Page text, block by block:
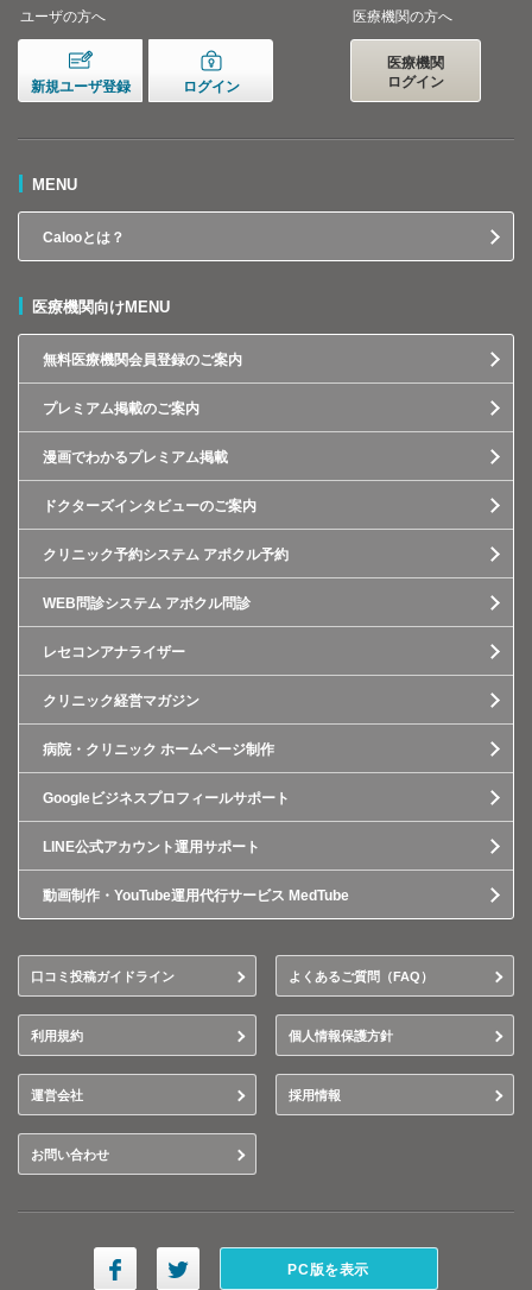
ユーザの方へ
新規ユーザ登録 ログイン
医療機関の方へ
医療機関
ログイン
MENU
Calooとは？
医療機関向けMENU
無料医療機関会員登録のご案内
プレミアム掲載のご案内
漫画でわかるプレミアム掲載
ドクターズインタビューのご案内
クリニック予約システム アポクル予約
WEB問診システム アポクル問診
レセコンアナライザー
クリニック経営マガジン
病院・クリニック ホームページ制作
Googleビジネスプロフィールサポート
LINE公式アカウント運用サポート
動画制作・YouTube運用代行サービス MedTube
口コミ投稿ガイドライン よくあるご質問（FAQ）
利用規約 個人情報保護方針
運営会社 採用情報
お問い合わせ
PC版を表示